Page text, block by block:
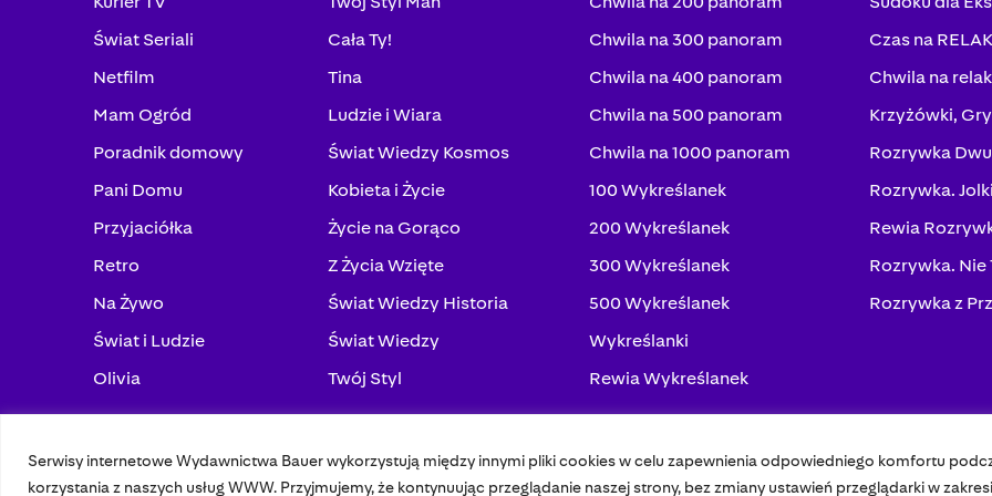
Serwisy internetowe Wydawnictwa Bauer wykorzystują między innymi pliki cookies w celu zapewnienia odpowiedniego komfortu
korzystania z naszych usług WWW. Przyjmujemy, że kontynuując przeglądanie naszej strony, bez zmiany ustawień przeglądarki w
Świat Seriali
Netfilm
Mam Ogród
Poradnik domowy
Pani Domu
Przyjaciółka
Retro
Na Żywo
Świat i Ludzie
Olivia
Cała Ty!
Tina
Ludzie i Wiara
Świat Wiedzy Kosmos
Kobieta i Życie
Życie na Gorąco
Z Życia Wzięte
Świat Wiedzy Historia
Świat Wiedzy
Twój Styl
Chwila na 300 panoram
Chwila na 400 panoram
Chwila na 500 panoram
Chwila na 1000 panoram
100 Wykreślanek
200 Wykreślanek
300 Wykreślanek
500 Wykreślanek
Wykreślanki
Rewia Wykreślanek
Czas na
Chwila na
Krzyżówki,
Rozrywka
Rozrywka. Jolki
Rewia
Rozrywka. Nie
Rozrywka z
© 2023 Bauer Media Group, All Rights Reserved.